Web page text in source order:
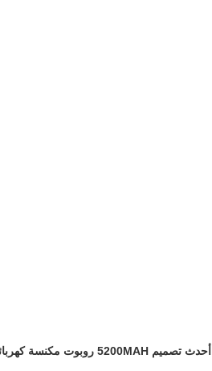
أحدث تصميم 5200MAH روبوت مكنسة كهربائية ذاتية التفريغ جامع الغبار